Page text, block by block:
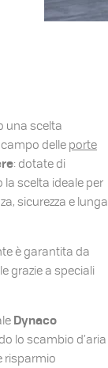
una scelta
delle porte
: dotate di
scelta ideale per
sicurezza e lunga
è garantita da
grazie a speciali
Dynaco
lo scambio d’aria
risparmio